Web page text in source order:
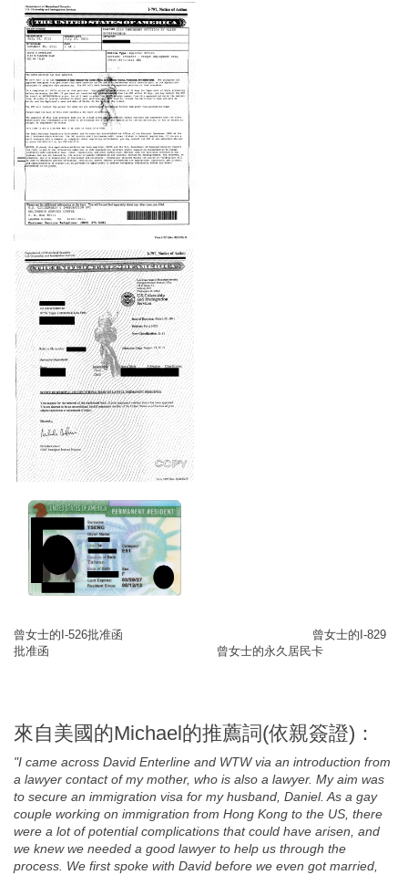
曾女士的I-526批准函 曾女士的I-829
批准函 曾女士的永久居民卡
來自美國的Michael的推薦詞(依親簽證)：
"I came across David Enterline and WTW via an introduction from
a lawyer contact of my mother, who is also a lawyer. My aim was
to secure an immigration visa for my husband, Daniel. As a gay
couple working on immigration from Hong Kong to the US, there
were a lot of potential complications that could have arisen, and
we knew we needed a good lawyer to help us through the
process. We first spoke with David before we even got married,